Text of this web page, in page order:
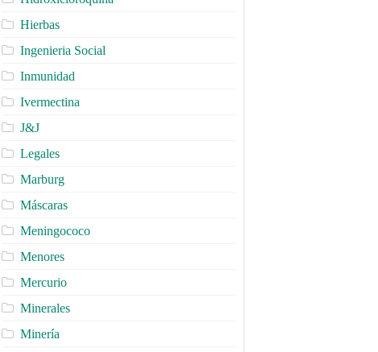
Hierbas
Ingenieria Social
Inmunidad
Ivermectina
J&J
Legales
Marburg
Máscaras
Meningococo
Menores
Mercurio
Minerales
Minería